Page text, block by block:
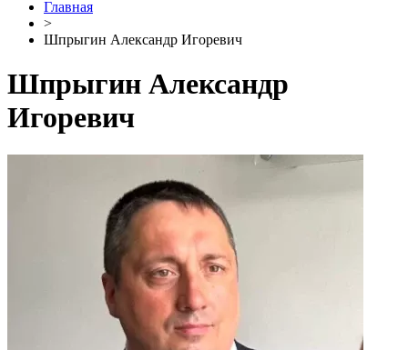
Главная
>
Шпрыгин Александр Игоревич
Шпрыгин Александр
Игоревич